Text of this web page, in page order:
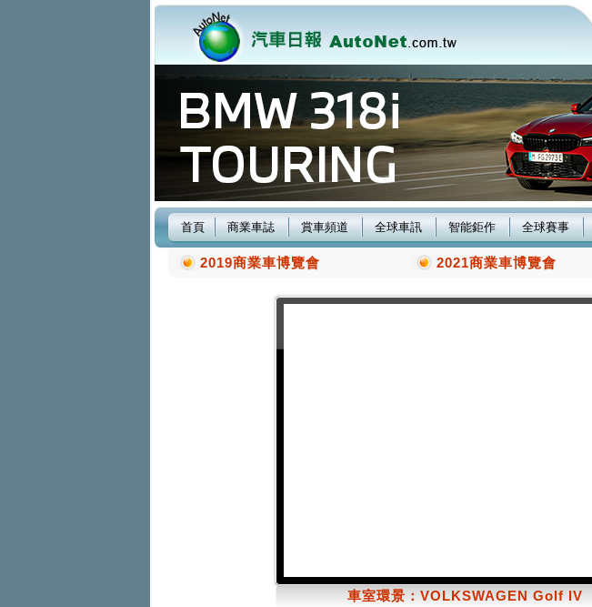
首頁 商業車誌 賞車頻道 全球車訊 智能鉅作 全球賽事
2019商業車博覽會 2021商業車博覽會
車室環景：VOLKSWAGEN Golf IV